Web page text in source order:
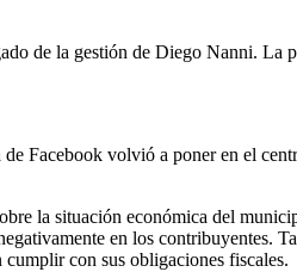
de la gestión de Diego Nanni.
Facebook volvió a poner en el
la situación económica del
en los contribuyentes.
con sus obligaciones fiscales.